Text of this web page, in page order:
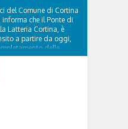
del Comune di Cortina
che il Ponte di
Latteria Cortina, è
a partire da oggi,
delle